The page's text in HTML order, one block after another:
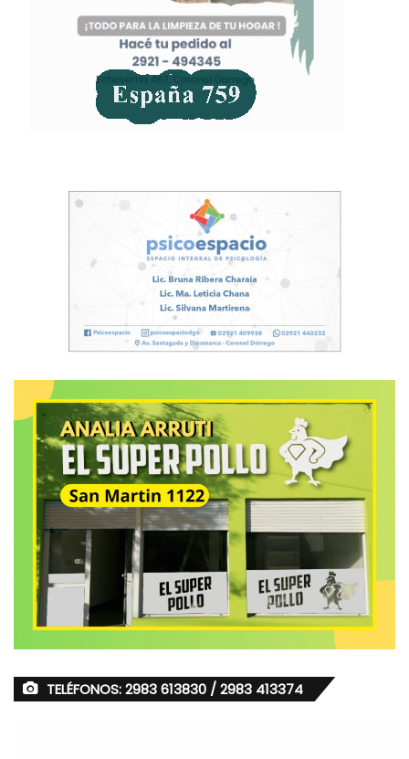
TELÉFONOS: 2983 613830 / 2983 413374